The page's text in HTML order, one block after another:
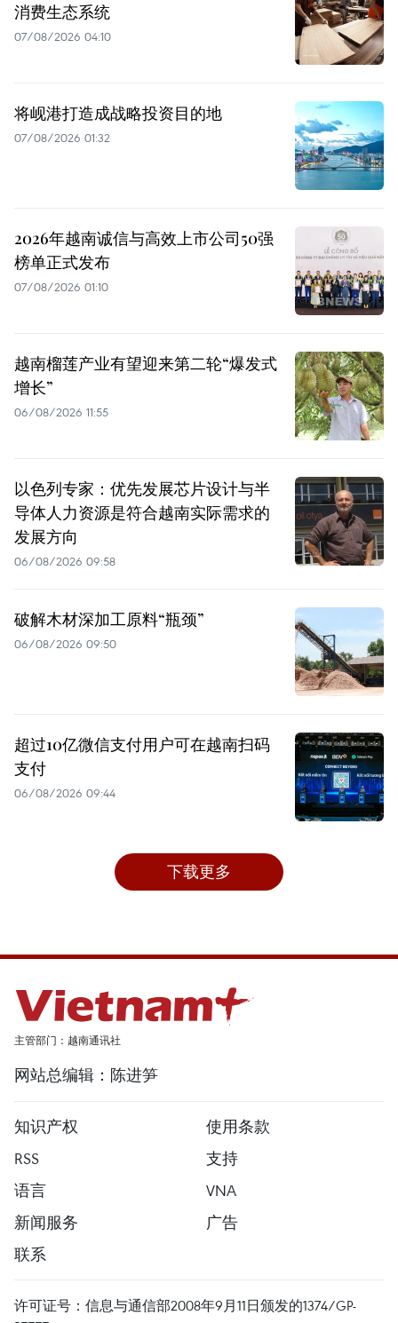
消费生态系统
07/08/2026 04:10
将岘港打造成战略投资目的地
07/08/2026 01:32
2026年越南诚信与高效上市公司50强
榜单正式发布
07/08/2026 01:10
越南榴莲产业有望迎来第二轮“爆发式
增长”
06/08/2026 11:55
以色列专家：优先发展芯片设计与半
导体人力资源是符合越南实际需求的
发展方向
06/08/2026 09:58
破解木材深加工原料“瓶颈”
06/08/2026 09:50
超过10亿微信支付用户可在越南扫码
支付
06/08/2026 09:44
下载更多
主管部门：越南通讯社
网站总编辑：陈进笋
知识产权
使用条款
RSS
支持
语言
VNA
新闻服务
广告
联系
许可证号：信息与通信部2008年9月11日颁发的1374/GP-